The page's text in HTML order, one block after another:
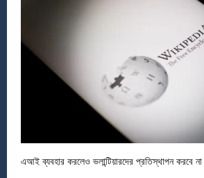
এআই ব্যবহার করলেও ভলান্টিয়ারদের প্রতিস্থাপন করবে না